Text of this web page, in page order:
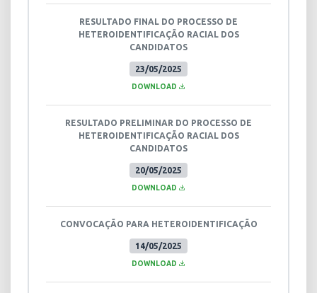
23/05/2025
RESULTADO FINAL DO PROCESSO DE
HETEROIDENTIFICAÇÃO RACIAL DOS
CANDIDATOS
DOWNLOAD
20/05/2025
RESULTADO PRELIMINAR DO PROCESSO DE
HETEROIDENTIFICAÇÃO RACIAL DOS
CANDIDATOS
DOWNLOAD
14/05/2025
CONVOCAÇÃO PARA HETEROIDENTIFICAÇÃO
DOWNLOAD